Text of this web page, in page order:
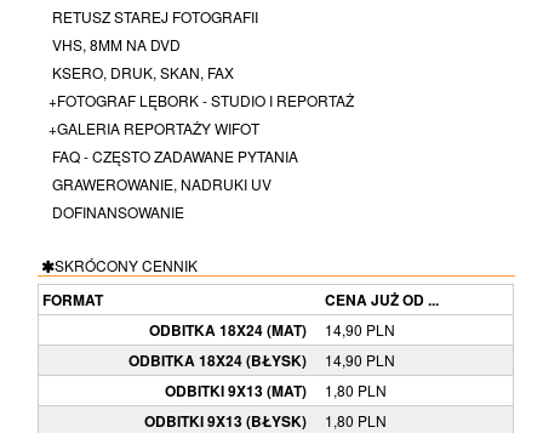
RETUSZ STAREJ FOTOGRAFII
VHS, 8MM NA DVD
KSERO, DRUK, SKAN, FAX
+FOTOGRAF LĘBORK - STUDIO I REPORTAŻ
+GALERIA REPORTAŻY WIFOT
FAQ - CZĘSTO ZADAWANE PYTANIA
GRAWEROWANIE, NADRUKI UV
DOFINANSOWANIE
SKRÓCONY CENNIK
FORMAT
CENA JUŻ OD ...
ODBITKA 18X24 (MAT)
14,90 PLN
ODBITKA 18X24 (BŁYSK) 14,90 PLN
ODBITKI 9X13 (MAT) 1,80 PLN
ODBITKI 9X13 (BŁYSK) 1,80 PLN